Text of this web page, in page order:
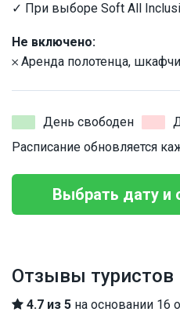
✓ При выборе Soft All
Не включено:
𐄂 Аренда полотенца,
День свободен
Расписание обновляется
Выбрать дату и
Отзывы туристов
4.7 из 5 на основании 16